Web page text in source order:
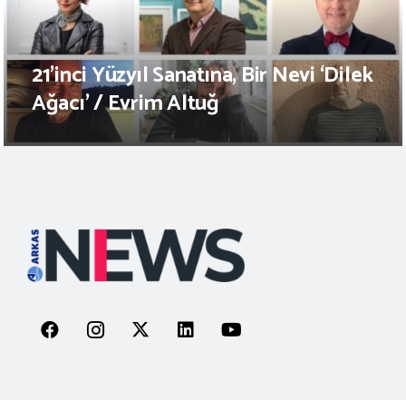
21’inci Yüzyıl Sanatına, Bir Nevi ‘Dilek
Ağacı’ / Evrim Altuğ